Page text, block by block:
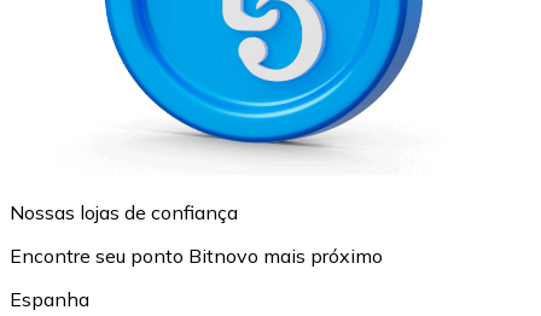
Nossas lojas de confiança
Encontre seu ponto Bitnovo mais próximo
Espanha